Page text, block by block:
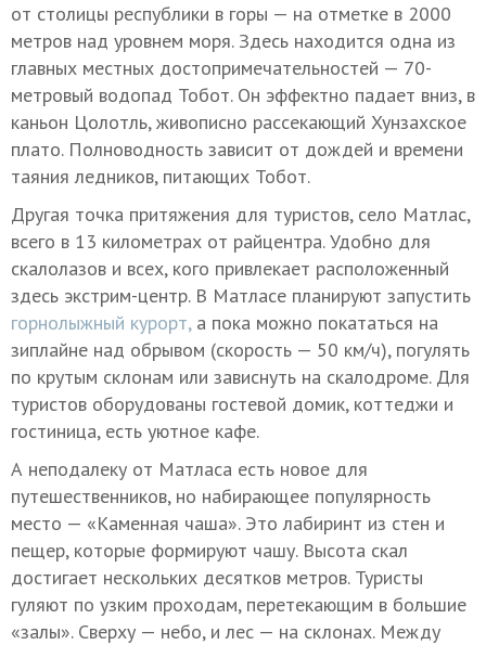
от столицы республики в горы — на отметке в 2000
метров над уровнем моря. Здесь находится одна из
главных местных достопримечательностей — 70-
метровый водопад Тобот. Он эффектно падает вниз, в
каньон Цолотль, живописно рассекающий Хунзахское
плато. Полноводность зависит от дождей и времени
таяния ледников, питающих Тобот.
Другая точка притяжения для туристов, село Матлас,
всего в 13 километрах от райцентра. Удобно для
скалолазов и всех, кого привлекает расположенный
здесь экстрим-центр. В Матласе планируют запустить
горнолыжный курорт,а пока можно покататься на
зиплайне над обрывом (скорость — 50 км/ч), погулять
по крутым склонам или зависнуть на скалодроме. Для
туристов оборудованы гостевой домик, коттеджи и
гостиница, есть уютное кафе.
А неподалеку от Матласа есть новое для
путешественников, но набирающее популярность
место — «Каменная чаша». Это лабиринт из стен и
пещер, которые формируют чашу. Высота скал
достигает нескольких десятков метров. Туристы
гуляют по узким проходам, перетекающим в большие
«залы». Сверху — небо, и лес — на склонах. Между